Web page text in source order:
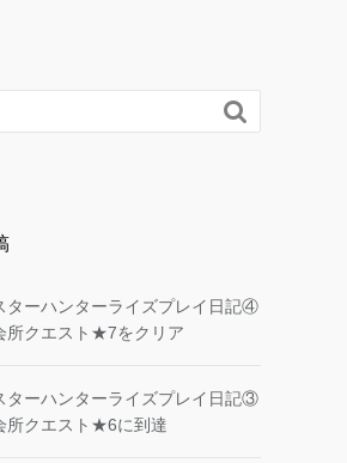

ターハンターライズプレイ日記④
所クエスト★7をクリア
ターハンターライズプレイ日記③
所クエスト★6に到達